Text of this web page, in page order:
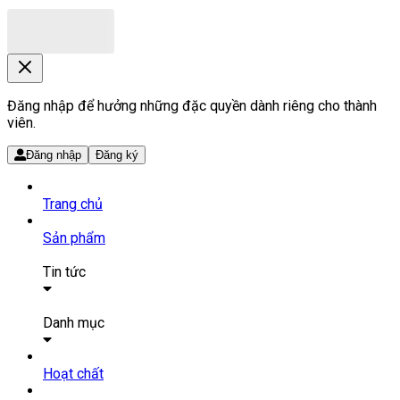
Đăng nhập để hưởng những đặc quyền dành riêng cho thành
viên.
Đăng nhập Đăng ký
Trang chủ
Sản phẩm
Tin tức
Tin tức
Danh mục
SẢN PHẨM THUỐC
Hoạt chất